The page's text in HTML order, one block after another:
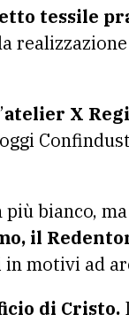
tessile
atelier X
più bianco, ma
il
motivi ad
di Cristo.